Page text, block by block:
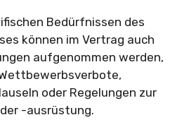
Bedürfnissen des
können im Vertrag auch
aufgenommen werden,
oder Regelungen zur
-ausrüstung.